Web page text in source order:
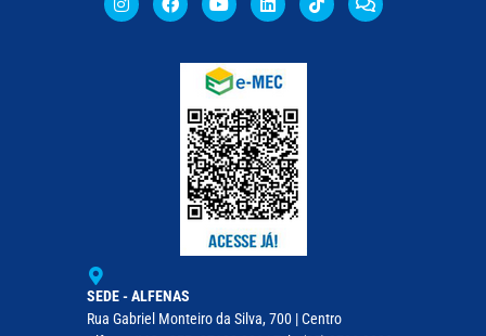
SEDE - ALFENAS
Rua Gabriel Monteiro da Silva, 700 | Centro